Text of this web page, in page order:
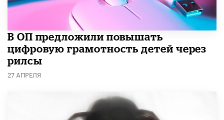
В ОП предложили повышать
цифровую грамотность детей через
рилсы
27 АПРЕЛЯ